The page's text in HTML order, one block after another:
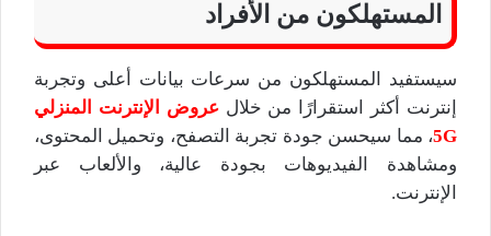
المستهلكون من الأفراد
سيستفيد المستهلكون من سرعات بيانات أعلى وتجربة
إنترنت أكثر استقرارًا من خلالعروض الإنترنت المنزلي
5G، مما سيحسن جودة تجربة التصفح، وتحميل المحتوى،
ومشاهدة الفيديوهات بجودة عالية، والألعاب عبر
الإنترنت.